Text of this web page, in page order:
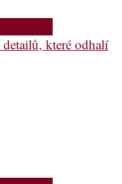
detailů, které odhalí